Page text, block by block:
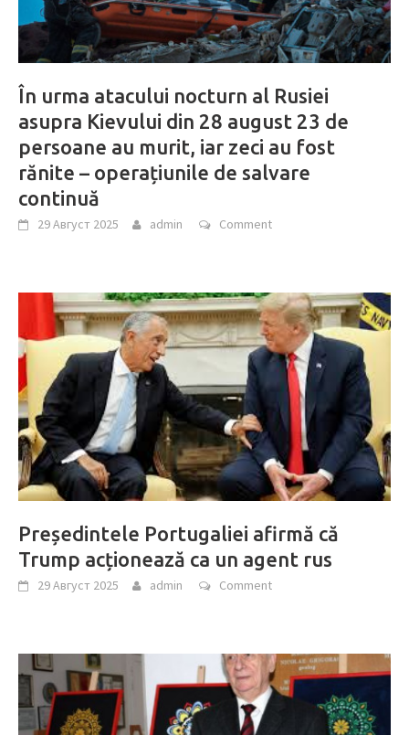
În urma atacului nocturn al Rusiei
asupra Kievului din 28 august 23 de
persoane au murit, iar zeci au fost
rănite – operațiunile de salvare
continuă
29 Август 2025 admin Comment
Președintele Portugaliei afirmă că
Trump acționează ca un agent rus
29 Август 2025 admin Comment